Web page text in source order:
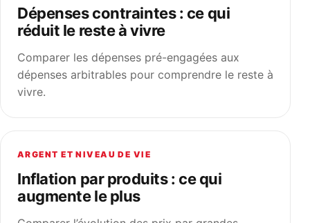
Dépenses contraintes : ce qui
réduit le reste à vivre
Comparer les dépenses pré-engagées aux
dépenses arbitrables pour comprendre le reste à
vivre.
ARGENT ET NIVEAU DE VIE
Inflation par produits : ce qui
augmente le plus